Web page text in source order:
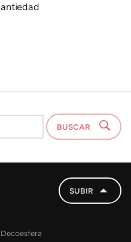
antiedad
BUSCAR
SUBIR
Decoesfera